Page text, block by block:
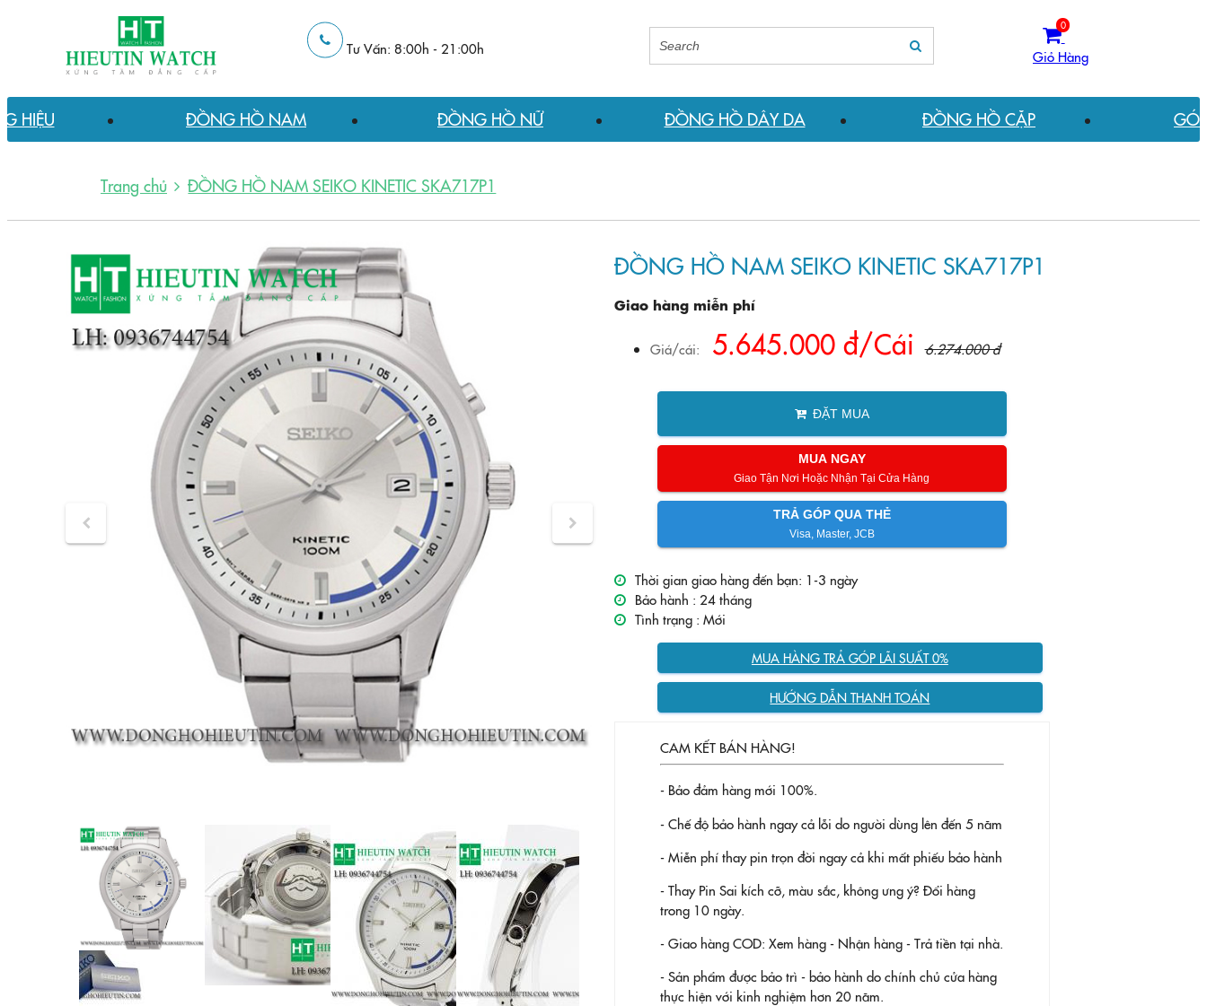
Tư Vấn: 8:00h - 21:00h
0
Giỏ Hàng
HIỆU ĐỒNG HỒ NAM ĐỒNG HỒ NỮ ĐỒNG HỒ DÂY DA ĐỒNG HỒ CẶP
Trang chủ ĐỒNG HỒ NAM SEIKO KINETIC SKA717P1
ĐỒNG HỒ NAM SEIKO KINETIC SKA717P1
Giao hàng miễn phí
Giá/cái: 5.645.000 đ/Cái 6.274.000 đ
ĐẶT MUA
MUA NGAY
Giao Tận Nơi Hoặc Nhận Tại Cửa Hàng
TRẢ GÓP QUA THẺ
Visa, Master, JCB
Thời gian giao hàng đến bạn: 1-3 ngày
Bảo hành : 24 tháng
Tình trạng : Mới
MUA HÀNG TRẢ GÓP LÃI SUẤT 0%
HƯỚNG DẪN THANH TOÁN
CAM KẾT BÁN HÀNG!
- Bảo đảm hàng mới 100%.
- Chế độ bảo hành ngay cả lỗi do người dùng lên đến 5 năm
- Miễn phí thay pin trọn đời ngay cả khi mất phiếu bảo hành
- Thay Pin Sai kích cỡ, màu sắc, không ưng ý? Đổi hàng
trong 10 ngày.
- Giao hàng COD: Xem hàng - Nhận hàng - Trả tiền tại nhà.
- Sản phẩm được bảo trì - bảo hành do chính chủ cửa hàng
thực hiện với kinh nghiệm hơn 20 năm.